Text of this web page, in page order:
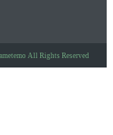
All Rights Reserved